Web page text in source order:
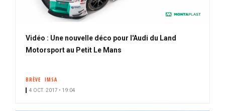
Vidéo : Une nouvelle déco pour l'Audi du Land
Motorsport au Petit Le Mans
BRÈVE IMSA
4 OCT. 2017 • 19:04